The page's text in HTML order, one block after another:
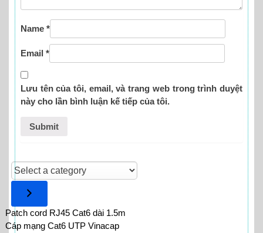
Name *
Email *
Lưu tên của tôi, email, và trang web trong trình duyệt
này cho lần bình luận kế tiếp của tôi.
Select
a
category
Patch cord RJ45 Cat6 dài 1.5m
Cáp mạng Cat6 UTP Vinacap